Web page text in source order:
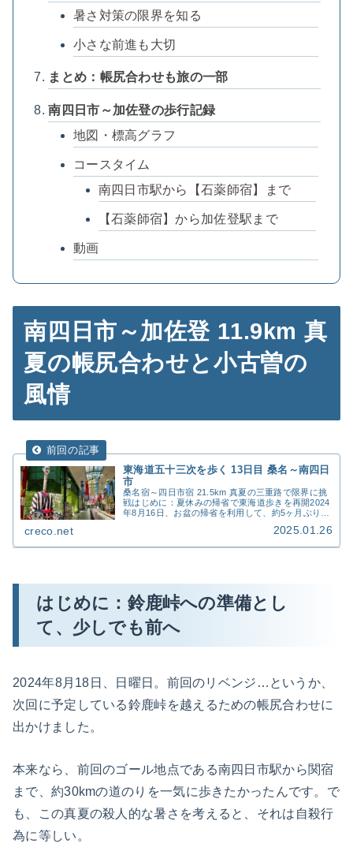
暑さ対策の限界を知る
小さな前進も大切
まとめ：帳尻合わせも旅の一部
南四日市～加佐登の歩行記録
地図・標高グラフ
コースタイム
南四日市駅から【石薬師宿】まで
【石薬師宿】から加佐登駅まで
動画
南四日市～加佐登 11.9km 真
夏の帳尻合わせと小古曽の
風情
東海道五十三次を歩く 13日目 桑名～南四日
市
桑名宿～四日市宿 21.5km 真夏の三重路で限界に挑
戦はじめに：夏休みの帰省で東海道歩きを再開2024
年8月16日、お盆の帰省を利用して、約5ヶ月ぶりに
月に宮宿（熱田）の七里の渡しまで到達。実...
creco.net 2025.01.26
はじめに：鈴鹿峠への準備とし
て、少しでも前へ
2024年8月18日、日曜日。前回のリベンジ…というか、
次回に予定している鈴鹿峠を越えるための帳尻合わせに
出かけました。
本来なら、前回のゴール地点である南四日市駅から関宿
まで、約30kmの道のりを一気に歩きたかったんです。で
も、この真夏の殺人的な暑さを考えると、それは自殺行
為に等しい。